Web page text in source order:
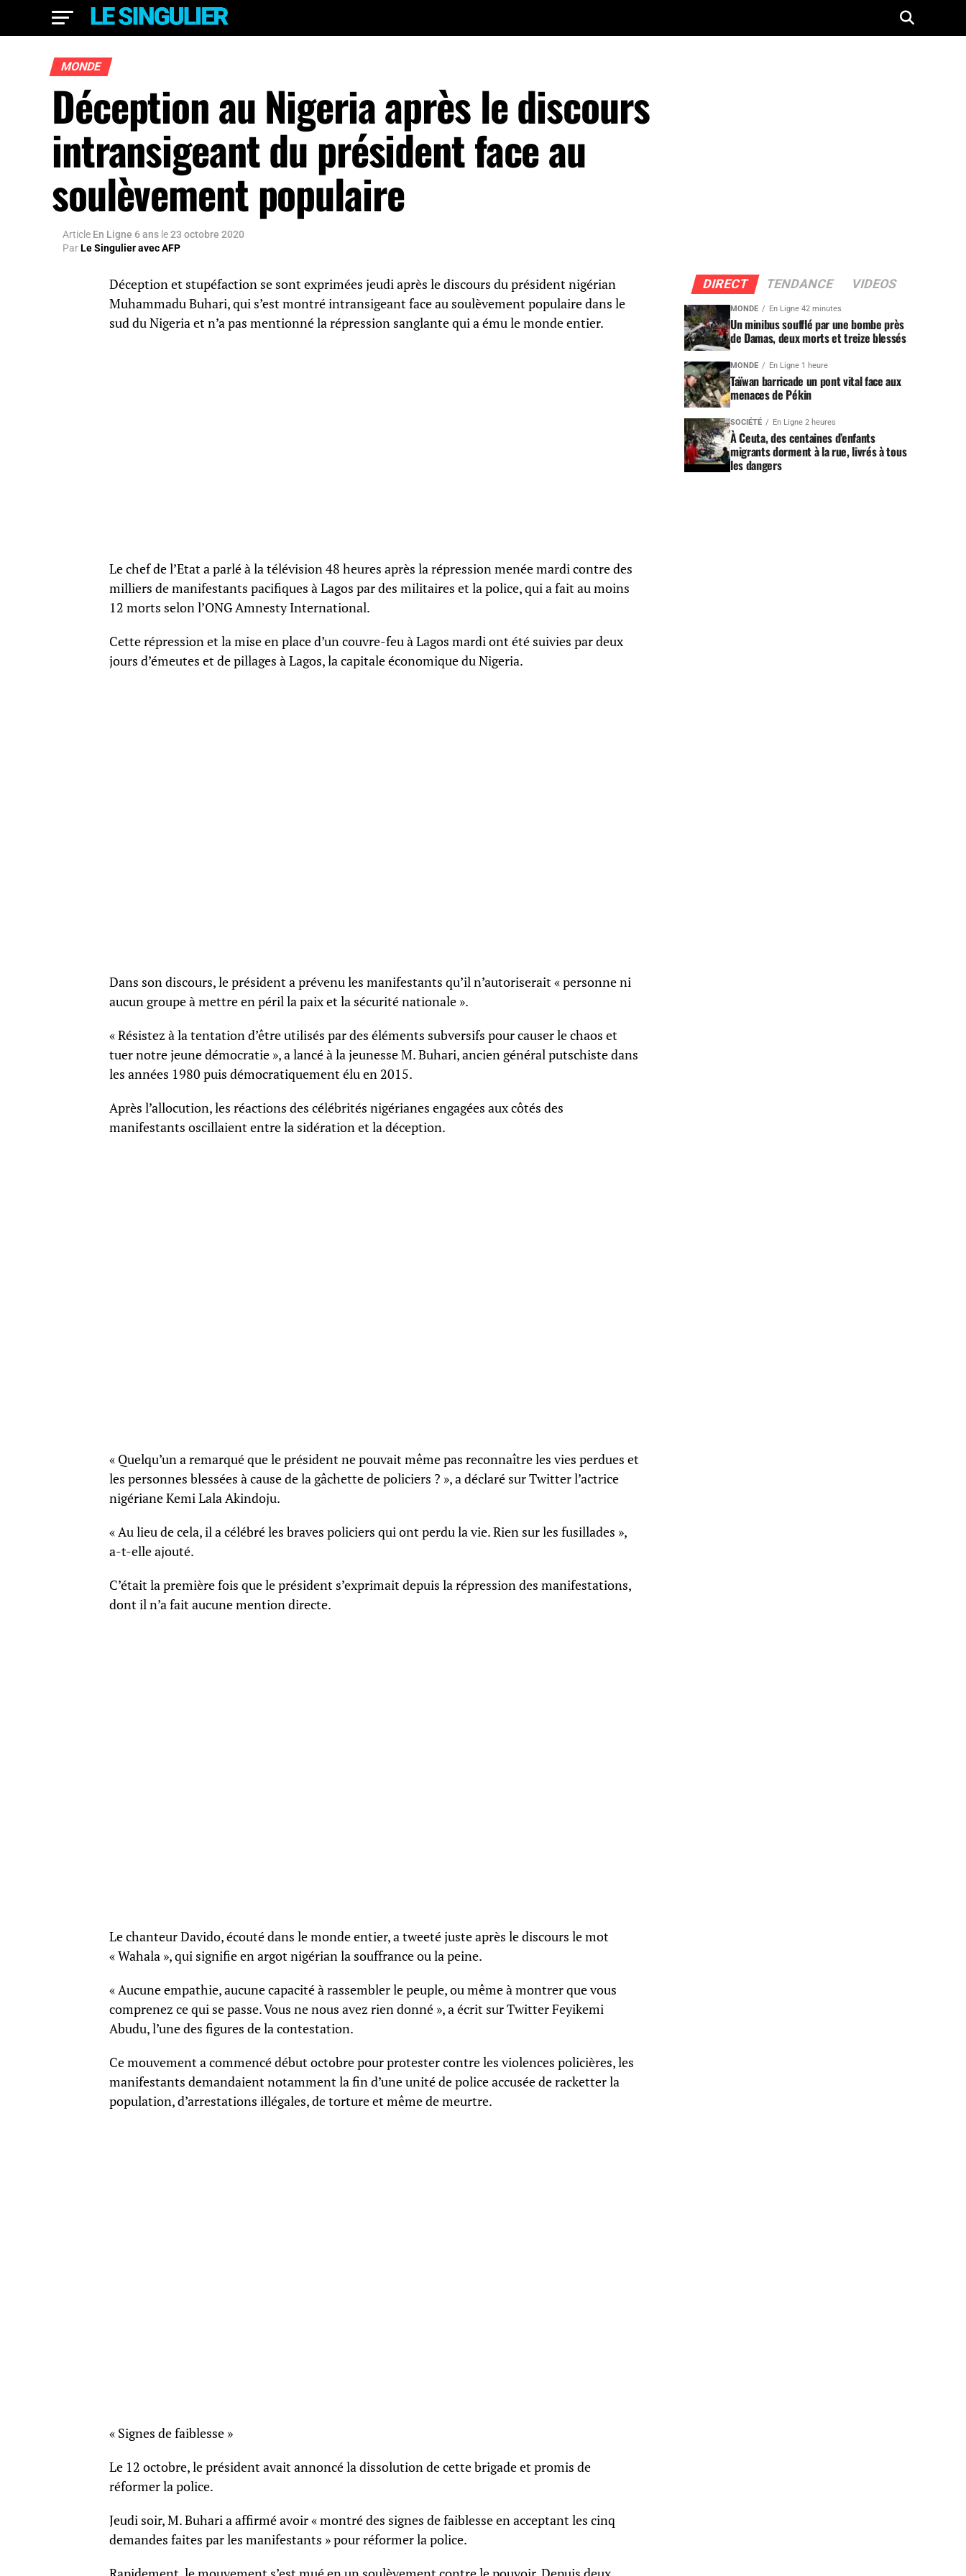
MONDE
Déception au Nigeria après le discours
intransigeant du président face au
soulèvement populaire
Article En Ligne 6 ans le23 octobre 2020
ParLe Singulier avec AFP
Déception et stupéfaction se sont exprimées jeudi après le discours du président nigérian
Muhammadu Buhari, qui s’est montré intransigeant face au soulèvement populaire dans le
sud du Nigeria et n’a pas mentionné la répression sanglante qui a ému le monde entier.
Le chef de l’Etat a parlé à la télévision 48 heures après la répression menée mardi contre des
milliers de manifestants pacifiques à Lagos par des militaires et la police, qui a fait au moins
12 morts selon l’ONG Amnesty International.
Cette répression et la mise en place d’un couvre-feu à Lagos mardi ont été suivies par deux
jours d’émeutes et de pillages à Lagos, la capitale économique du Nigeria.
Dans son discours, le président a prévenu les manifestants qu’il n’autoriserait « personne ni
aucun groupe à mettre en péril la paix et la sécurité nationale ».
« Résistez à la tentation d’être utilisés par des éléments subversifs pour causer le chaos et
tuer notre jeune démocratie », a lancé à la jeunesse M. Buhari, ancien général putschiste dans
les années 1980 puis démocratiquement élu en 2015.
Après l’allocution, les réactions des célébrités nigérianes engagées aux côtés des
manifestants oscillaient entre la sidération et la déception.
« Quelqu’un a remarqué que le président ne pouvait même pas reconnaître les vies perdues et
les personnes blessées à cause de la gâchette de policiers ? », a déclaré sur Twitter l’actrice
nigériane Kemi Lala Akindoju.
« Au lieu de cela, il a célébré les braves policiers qui ont perdu la vie. Rien sur les fusillades »,
a-t-elle ajouté.
C’était la première fois que le président s’exprimait depuis la répression des manifestations,
dont il n’a fait aucune mention directe.
Le chanteur Davido, écouté dans le monde entier, a tweeté juste après le discours le mot
« Wahala », qui signifie en argot nigérian la souffrance ou la peine.
« Aucune empathie, aucune capacité à rassembler le peuple, ou même à montrer que vous
comprenez ce qui se passe. Vous ne nous avez rien donné », a écrit sur Twitter Feyikemi
Abudu, l’une des figures de la contestation.
Ce mouvement a commencé début octobre pour protester contre les violences policières, les
manifestants demandaient notamment la fin d’une unité de police accusée de racketter la
population, d’arrestations illégales, de torture et même de meurtre.
« Signes de faiblesse »
Le 12 octobre, le président avait annoncé la dissolution de cette brigade et promis de
réformer la police.
Jeudi soir, M. Buhari a affirmé avoir « montré des signes de faiblesse en acceptant les cinq
demandes faites par les manifestants » pour réformer la police.
DIRECT TENDANCE VIDEOS
MONDE En Ligne 42 minutes
Un minibus soufflé par une bombe près
de Damas, deux morts et treize blessés
MONDE En Ligne 1 heure
Taïwan barricade un pont vital face aux
menaces de Pékin
SOCIÉTÉ En Ligne 2 heures
À Ceuta, des centaines d’enfants
migrants dorment à la rue, livrés à tous
les dangers